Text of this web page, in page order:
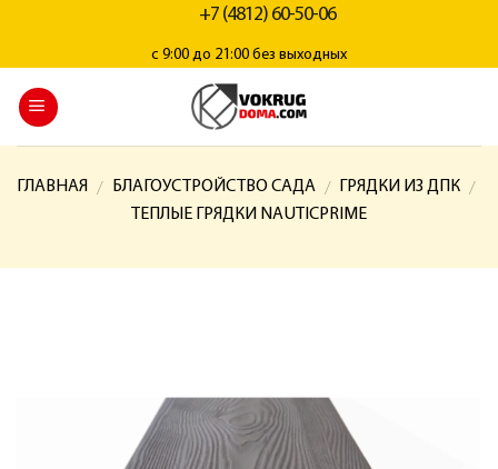
+7 (4812) 60-50-06
с 9:00 до 21:00 без выходных
ГЛАВНАЯ / БЛАГОУСТРОЙСТВО САДА / ГРЯДКИ ИЗ ДПК /
ТЕПЛЫЕ ГРЯДКИ NAUTICPRIME